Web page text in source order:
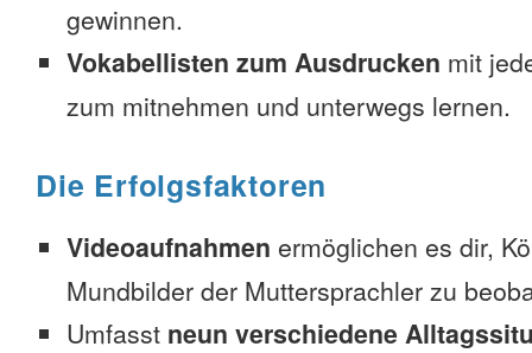
gewinnen.
Vokabellisten zum Ausdrucken mit
zum mitnehmen und unterwegs lernen.
Die Erfolgsfaktoren
Videoaufnahmen ermöglichen es dir,
Mundbilder der Muttersprachler zu
Umfasst neun verschiedene